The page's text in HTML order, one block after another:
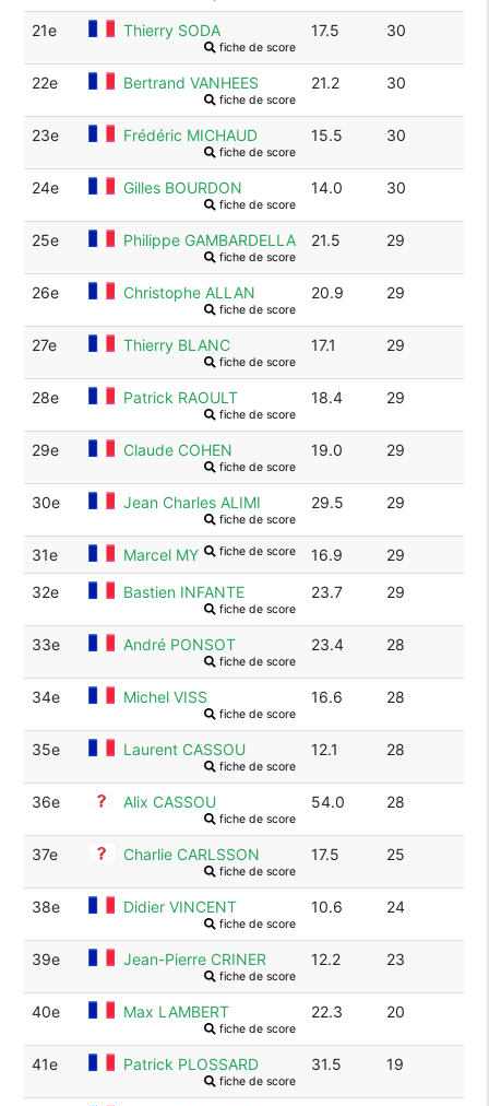
21e Thierry SODA
fiche de score
17.5 30
22e Bertrand VANHEES
fiche de score
21.2 30
23e Frédéric MICHAUD
fiche de score
15.5 30
24e Gilles BOURDON
fiche de score
14.0 30
25e Philippe GAMBARDELLA
fiche de score
21.5 29
26e Christophe ALLAN
fiche de score
20.9 29
27e Thierry BLANC
fiche de score
17.1 29
28e Patrick RAOULT
fiche de score
18.4 29
29e Claude COHEN
fiche de score
19.0 29
30e Jean Charles ALIMI
fiche de score
29.5 29
31e Marcel MY fiche de score 16.9
29
32e
Bastien INFANTE
fiche de score
23.7 29
33e André PONSOT
fiche de score
23.4 28
34e Michel VISS
fiche de score
16.6 28
35e Laurent CASSOU
fiche de score
12.1 28
36e Alix CASSOU
fiche de score
54.0 28
37e Charlie CARLSSON
fiche de score
17.5 25
38e Didier VINCENT
fiche de score
10.6 24
39e Jean-Pierre CRINER
fiche de score
12.2 23
40e Max LAMBERT
fiche de score
22.3 20
41e Patrick PLOSSARD
fiche de score
31.5 19